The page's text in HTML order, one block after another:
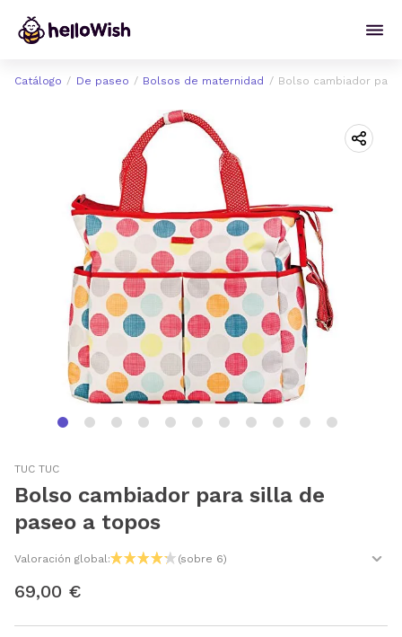
Catálogo De paseo Bolsos de maternidad Bolso cambiador
TUC TUC
Bolso cambiador para silla de
paseo a topos
Valoración global: (sobre 6)
69,00 €